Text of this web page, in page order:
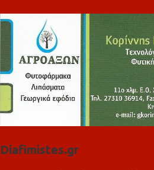
Diafimistes.gr